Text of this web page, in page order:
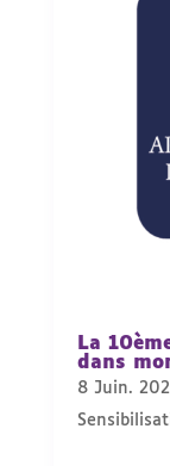
La
dans
8 Juin.